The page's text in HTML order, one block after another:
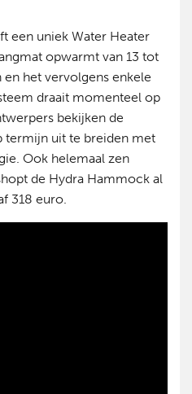
een uniek Water Heater
opwarmt van 13 tot
het vervolgens enkele
draait momenteel op
bekijken de
termijn uit te breiden met
Ook helemaal zen
de Hydra Hammock al
318 euro.